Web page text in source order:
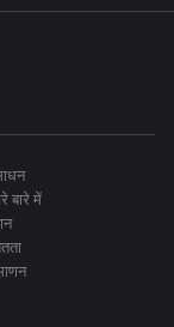
बारे में